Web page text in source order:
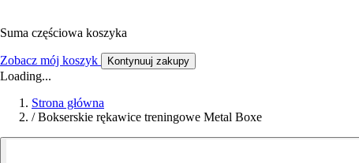
Suma częściowa koszyka
Zobacz mój koszyk Kontynuuj zakupy
Loading...
Strona główna
/ Bokserskie rękawice treningowe Metal Boxe